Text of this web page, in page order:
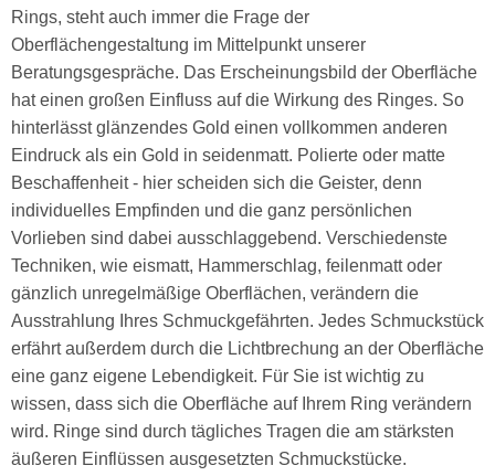
Rings, steht auch immer die Frage der
Oberflächengestaltung im Mittelpunkt unserer
Beratungsgespräche. Das Erscheinungsbild der Oberfläche
hat einen großen Einfluss auf die Wirkung des Ringes. So
hinterlässt glänzendes Gold einen vollkommen anderen
Eindruck als ein Gold in seidenmatt. Polierte oder matte
Beschaffenheit - hier scheiden sich die Geister, denn
individuelles Empfinden und die ganz persönlichen
Vorlieben sind dabei ausschlaggebend. Verschiedenste
Techniken, wie eismatt, Hammerschlag, feilenmatt oder
gänzlich unregelmäßige Oberflächen, verändern die
Ausstrahlung Ihres Schmuckgefährten. Jedes Schmuckstück
erfährt außerdem durch die Lichtbrechung an der Oberfläche
eine ganz eigene Lebendigkeit. Für Sie ist wichtig zu
wissen, dass sich die Oberfläche auf Ihrem Ring verändern
wird. Ringe sind durch tägliches Tragen die am stärksten
äußeren Einflüssen ausgesetzten Schmuckstücke.